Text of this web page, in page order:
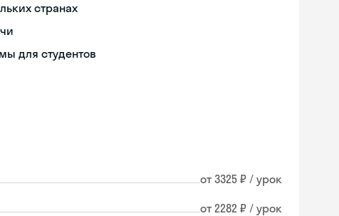
странах
для студентов
от 3325 ₽ / урок
от 2282 ₽ / урок